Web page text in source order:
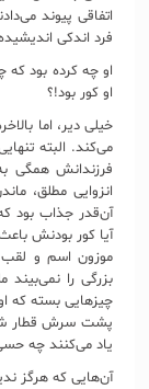
اتفاقی پیوند
فرد اندکی
او چه کرده بود
او کور بود!؟
خیلی دیر، اما
می‌کند. البته
فرزندانش همگی
انزوایی مطلق،
آن‌قدر جذاب بود
آیا کور بودنش
موزون اسم و لقب
بزرگی را
چیزهایی بسته که
پشت سرش قطار
یاد می‌کنند چه
آن‌هایی که هرگز